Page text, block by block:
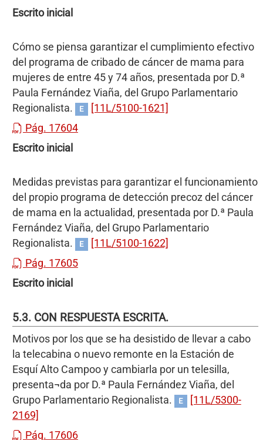
Escrito inicial
Cómo se piensa garantizar el cumplimiento efectivo
del programa de cribado de cáncer de mama para
mujeres de entre 45 y 74 años, presentada por D.ª
Paula Fernández Viaña, del Grupo Parlamentario
Regionalista.
E
[11L/5100-1621]
Pág. 17604
Escrito inicial
Medidas previstas para garantizar el funcionamiento
del propio programa de detección precoz del cáncer
de mama en la actualidad, presentada por D.ª Paula
Fernández Viaña, del Grupo Parlamentario
Regionalista.
E
[11L/5100-1622]
Pág. 17605
Escrito inicial
5.3. CON RESPUESTA ESCRITA.
Motivos por los que se ha desistido de llevar a cabo
la telecabina o nuevo remonte en la Estación de
Esquí Alto Campoo y cambiarla por un telesilla,
presenta¬da por D.ª Paula Fernández Viaña, del
Grupo Parlamentario Regionalista.
E
[11L/5300-
2169]
Pág. 17606